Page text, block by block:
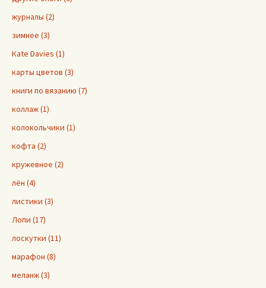
журналы (2)
зимнее (3)
Кate Davies (1)
карты цветов (3)
книги по вязанию (7)
коллаж (1)
колокольчики (1)
кофта (2)
кружевное (2)
лён (4)
листики (3)
Лопи (17)
лоскутки (11)
марафон (8)
меланж (3)